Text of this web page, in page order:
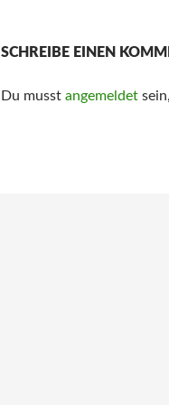
SCHREIBE EINEN
Du musst angemeldet